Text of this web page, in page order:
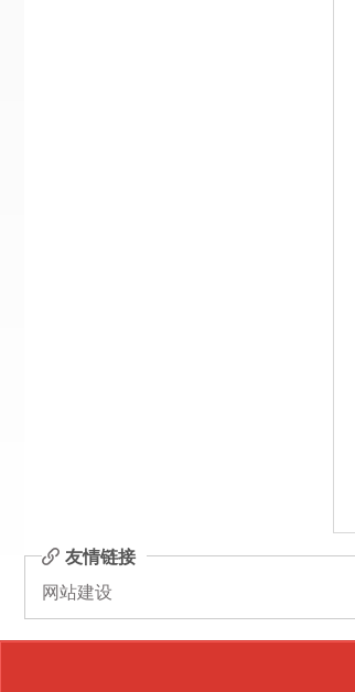
友情链接
网站建设